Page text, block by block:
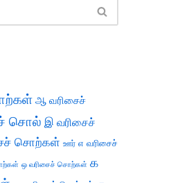
ஆ வரிசைச்
சொல் இ வரிசைச்
சொற்கள் ஊர் எ வரிசைச்
ஒ வரிசைச் சொற்கள் க